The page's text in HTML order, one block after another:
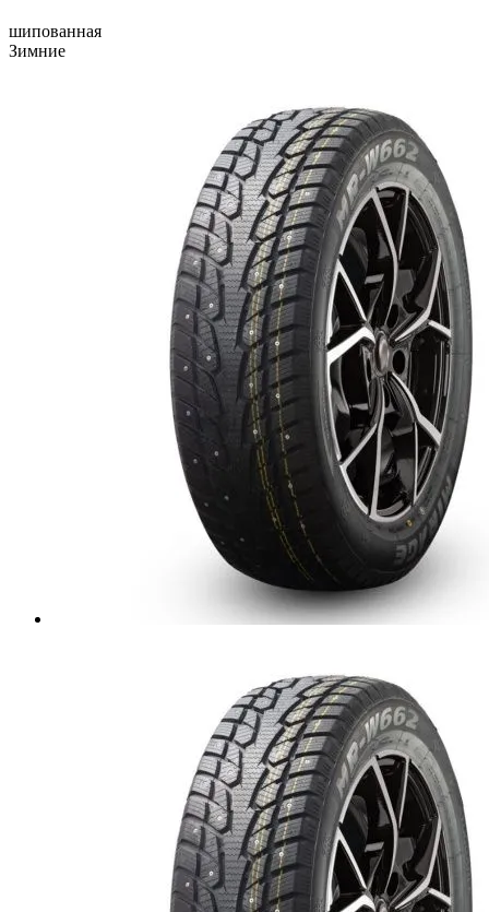
шипованная
Зимние